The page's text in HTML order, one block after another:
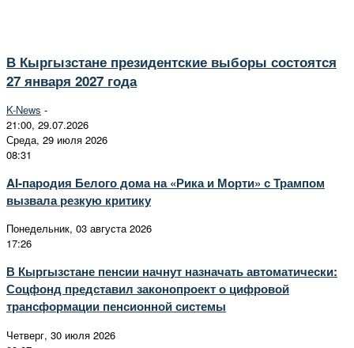
В Кыргызстане президентские выборы состоятся
27 января 2027 года
K-News -
21:00, 29.07.2026
Среда, 29 июля 2026
08:31
AI-пародия Белого дома на «Рика и Морти» с Трампом
вызвала резкую критику
Понедельник, 03 августа 2026
17:26
В Кыргызстане пенсии начнут назначать автоматически:
Соцфонд представил законопроект о цифровой
трансформации пенсионной системы
Четверг, 30 июля 2026